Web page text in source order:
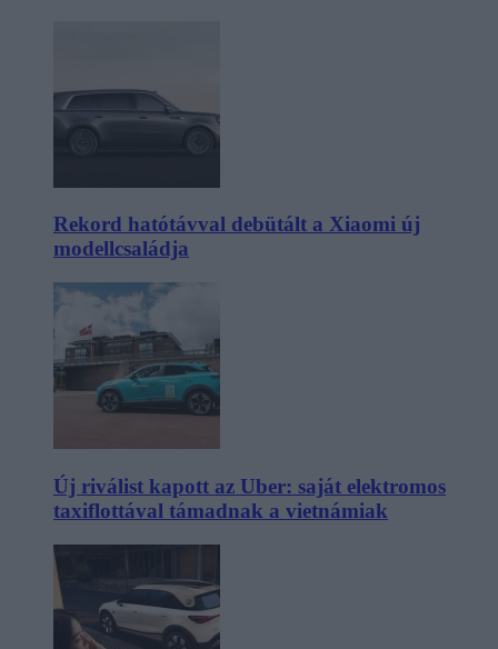
Rekord hatótávval debütált a Xiaomi új
modellcsaládja
Új riválist kapott az Uber: saját elektromos
taxiflottával támadnak a vietnámiak